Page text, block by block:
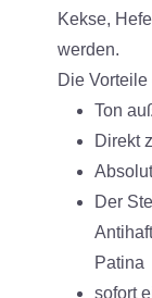
Kekse,
werden.
Die
Ton
Direkt
Der
Patina
sofort